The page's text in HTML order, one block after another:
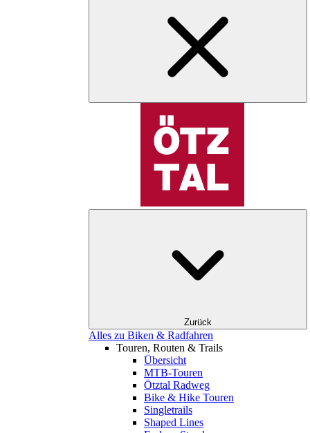
Zurück
Alles zu Biken & Radfahren
Touren, Routen & Trails
Übersicht
MTB-Touren
Ötztal Radweg
Bike & Hike Touren
Singletrails
Shaped Lines